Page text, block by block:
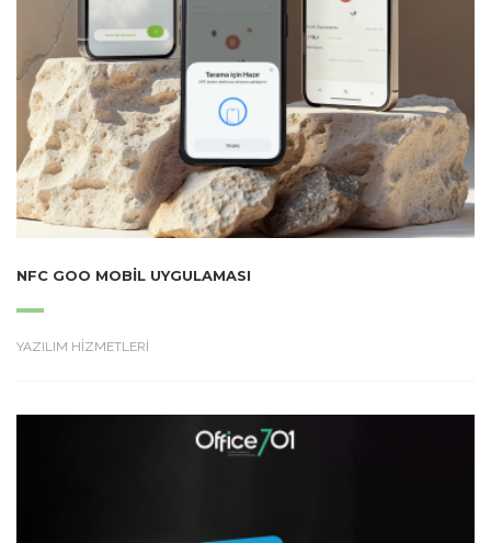
NFC GOO MOBIL UYGULAMASI
YAZILIM HİZMETLERİ